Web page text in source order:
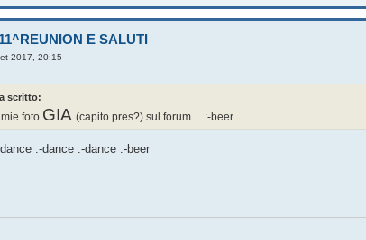
E SALUTI
2017, 20:15
scritto:
foto GIA(capito pres?) sul forum.... :-beer
:-dance :-dance :-beer